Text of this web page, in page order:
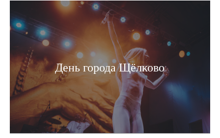
День города Щёлково